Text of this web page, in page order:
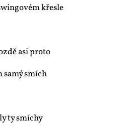
křes­le
asi pro­to
sa­mý smích
ty smí­chy